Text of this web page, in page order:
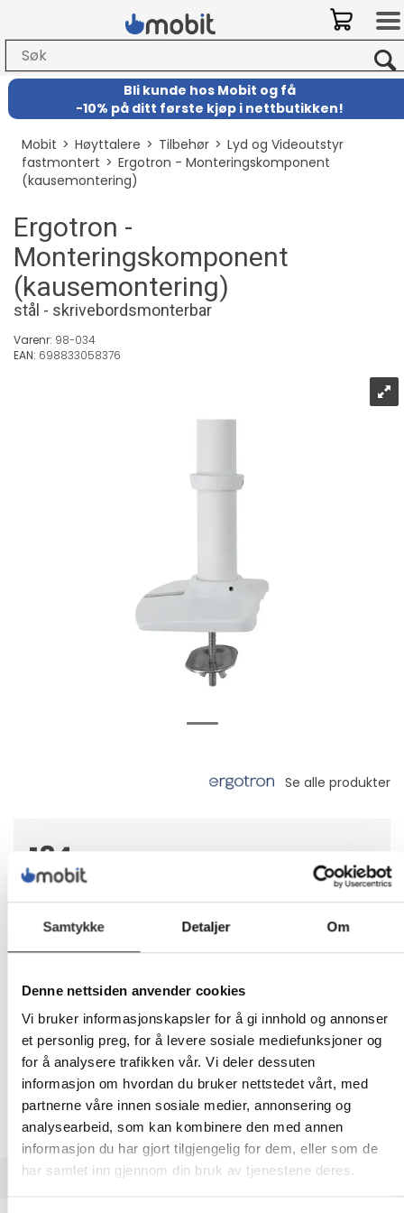
Samtykke Detaljer Om
Denne nettsiden anvender cookies
Vi bruker informasjonskapsler for å gi innhold og annonser
et personlig preg, for å levere sosiale mediefunksjoner og
for å analysere trafikken vår. Vi deler dessuten
informasjon om hvordan du bruker nettstedet vårt, med
partnerne våre innen sosiale medier, annonsering og
analysearbeid, som kan kombinere den med annen
informasjon du har gjort tilgjengelig for dem, eller som de
har samlet inn gjennom din bruk av tjenestene deres.
Bli kunde hos Mobit og få
-10% på ditt første kjøp i nettbutikken!
Mobit>Høyttalere>Tilbehør>Lyd og Videoutstyr
fastmontert>Ergotron - Monteringskomponent
(kausemontering)
Ergotron -
Monteringskomponent
(kausemontering)
stål - skrivebordsmonterbar
Varenr: 98-034
EAN: 698833058376
184,-
Eks mva
- +
Nettlager: Ikke på lager (estimert 12dager)
BESKRIVELSE